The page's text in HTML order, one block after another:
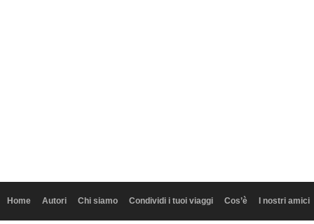
Home Autori Chi siamo Condividi i tuoi viaggi Cos’è I nostri amici